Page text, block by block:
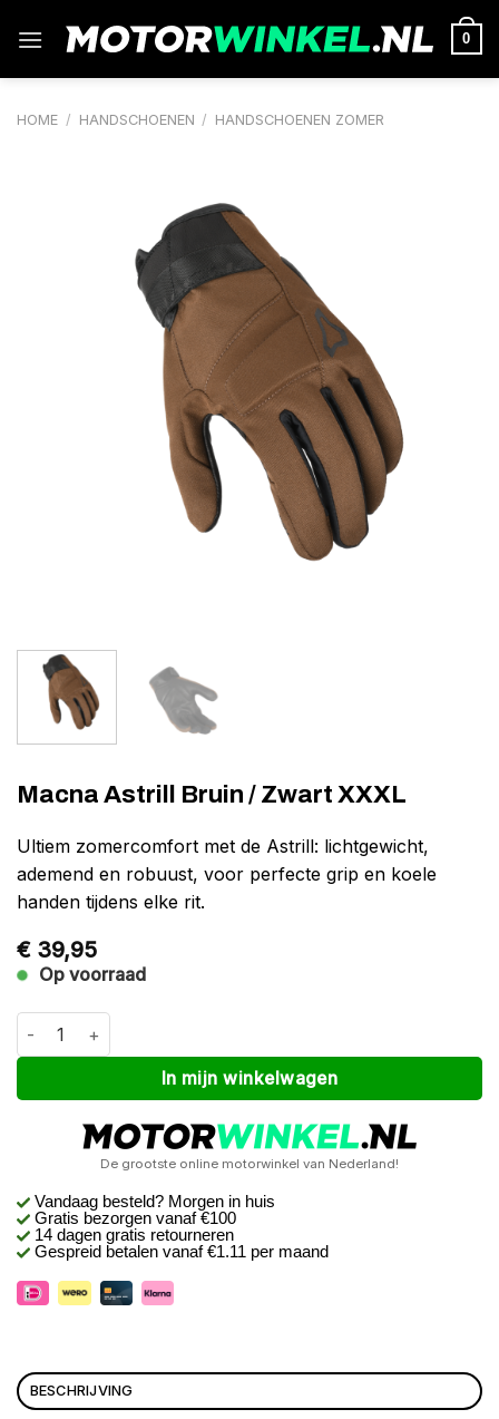
naar
0
HOME / HANDSCHOENEN / HANDSCHOENEN ZOMER
Macna Astrill Bruin / Zwart XXXL
Ultiem zomercomfort met de Astrill: lichtgewicht,
ademend en robuust, voor perfecte grip en koele
handen tijdens elke rit.
€ 39,95
Op voorraad
Macna Astrill Bruin / Zwart XXXL aantal
In mijn winkelwagen
Alternative:
De grootste online motorwinkel van Nederland!
Vandaag besteld? Morgen in huis
Gratis bezorgen vanaf €100
14 dagen gratis retourneren
Gespreid betalen vanaf €1.11 per maand
BESCHRIJVING